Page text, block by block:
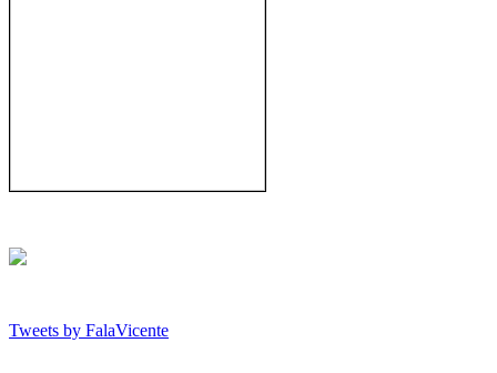
Tweets by FalaVicente